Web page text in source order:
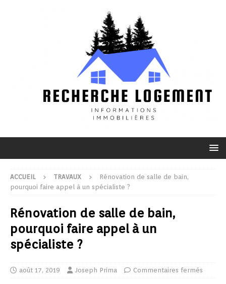
ACCUEIL TRAVAUX
Rénovation de salle de bain,
pourquoi faire appel à un spécialiste ?
Rénovation de salle de bain,
pourquoi faire appel à un
spécialiste ?
août 17, 2019 Joseph Prima Commentaires fermés